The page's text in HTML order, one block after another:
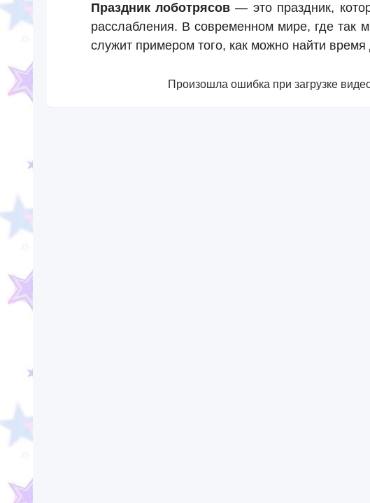
Праздник лоботрясов— это праздник,
расслабления. В современном мире, где так
служит примером того, как можно найти время
Произошла ошибка при загрузке